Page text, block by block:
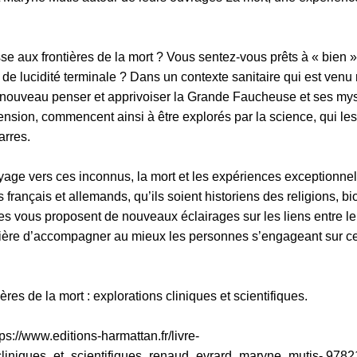
aux frontières de la mort ? Vous sentez-vous prêts à « bien
lucidité terminale ? Dans un contexte sanitaire qui est venu
penser et apprivoiser la Grande Faucheuse et ses
commencent ainsi à être explorés par la science, qui
vers ces inconnus, la mort et les expériences
et allemands, qu’ils soient historiens des religions,
vous proposent de nouveaux éclairages sur les liens entre
d’accompagner au mieux les personnes s’engageant sur
de la mort : explorations cliniques et scientifiques.
www.editions-harmattan.fr/livre-